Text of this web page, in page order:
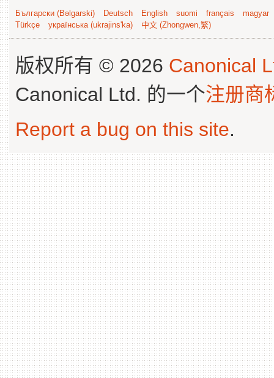
Български (Bəlgarski) Deutsch English suomi français
magyar
Türkçe
українська (ukrajins'ka) 中文 (Zhongwen,繁)
版权所有 © 2026 Canonical
Canonical Ltd. 的一个注册商
Report a bug on this site.